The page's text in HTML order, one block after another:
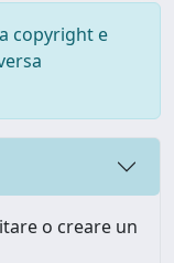
copyright e
o creare un